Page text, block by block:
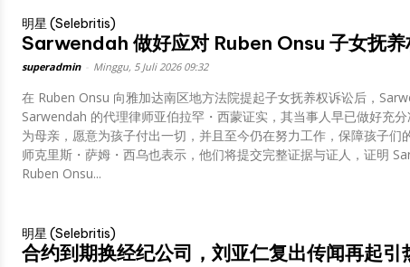
明星 (Selebritis)
Sarwendah 做好应对 Ruben Onsu 子女抚养
superadmin Minggu, 5 Juli 2026 09:32
在 Ruben Onsu 向雅加达南区地方法院提起子女抚养权诉讼后，
Sarwendah 的代理律师亚伯拉罕・西蒙证实，其当事人早已做好充
为母亲，愿意为孩子付出一切，并且至今仍在努力工作，保障孩子们的生活所
师克里斯・萨姆・西乌也表示，他们将提交完整证据与证人，证明
Ruben Onsu...
明星 (Selebritis)
合约到期换经纪公司，刘亚仁复出传闻再起引